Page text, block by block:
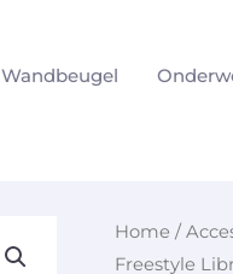
Wandbeugel
Home /
Freestyle